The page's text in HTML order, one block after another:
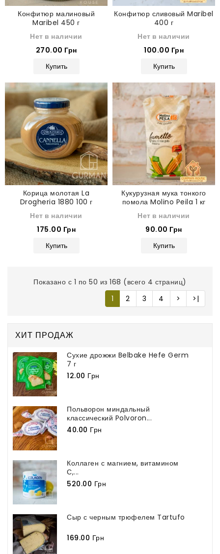
Конфитюр малиновый
Maribel 450 г
Нет в наличии
270.00 Грн
Купить
Конфитюр сливовый Maribel
400 г
Нет в наличии
100.00 Грн
Купить
Корица молотая La
Drogheria 1880 100 г
Нет в наличии
175.00 Грн
Купить
Кукурузная мука тонкого
помола Molino Peila 1 кг
Нет в наличии
90.00 Грн
Купить
Показано с 1 по 50 из 168 (всего 4 страниц)
1
2 3 4 > >|
ХИТ ПРОДАЖ
Сухие дрожжи Belbake Hefe Germ
7 г
12.00 Грн
Польворон миндальный
классический Polvoron...
40.00 Грн
Коллаген с магнием, витамином
С,...
520.00 Грн
Сыр с черным трюфелем Tartufo
169.00 Грн